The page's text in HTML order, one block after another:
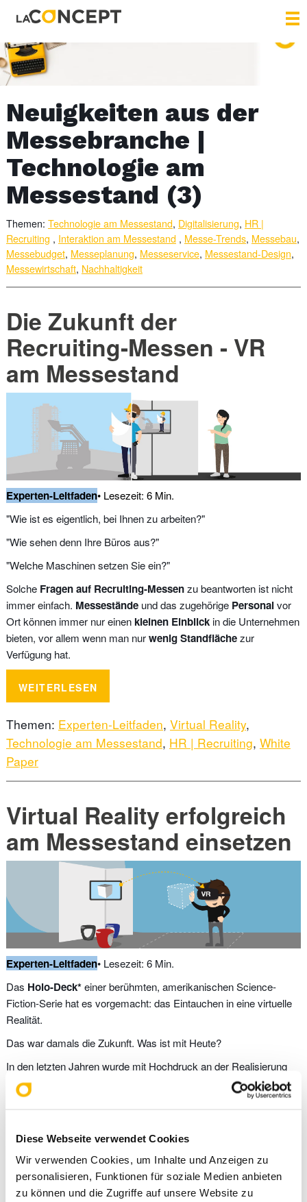
Diese Webseite verwendet Cookies
Wir verwenden Cookies, um Inhalte und Anzeigen zu
personalisieren, Funktionen für soziale Medien anbieten
zu können und die Zugriffe auf unsere Website zu
Neuigkeiten aus der
Messebranche |
Technologie am
Messestand (3)
Themen: Technologie am Messestand, Digitalisierung, HR |
Recruiting , Interaktion am Messestand , Messe-Trends, Messebau,
Messebudget, Messeplanung, Messeservice, Messestand-Design,
Messewirtschaft, Nachhaltigkeit
Die Zukunft der
Recruiting-Messen - VR
am Messestand
Experten-Leitfaden• Lesezeit: 6 Min.
"Wie ist es eigentlich, bei Ihnen zu arbeiten?"
"Wie sehen denn Ihre Büros aus?"
"Welche Maschinen setzen Sie ein?"
Solche Fragen auf Recruiting-Messenzu beantworten ist nicht
immer einfach. Messestände und das zugehörige Personalvor
Ort können immer nur einenkleinen Einblick in die Unternehmen
bieten, vor allem wenn man nurwenig Standflächezur
Verfügung hat.
WEITERLESEN
Themen: Experten-Leitfaden, Virtual Reality,
Technologie am Messestand, HR | Recruiting, White
Paper
Virtual Reality erfolgreich
am Messestand einsetzen
Experten-Leitfaden• Lesezeit: 6 Min.
Das Holo-Deck*einer berühmten, amerikanischen Science-
Fiction-Serie hat es vorgemacht: das Eintauchen in eine virtuelle
Realität.
Das war damals die Zukunft. Was ist mit Heute?
In den letzten Jahren wurde mit Hochdruck an der Realisierung
der Virtual Reality gearbeitet und Deloittes neuester Report über
die kommendenn Tech-Trends zeigt, dass VR auf dem Sprung in
Innovationstrend , der in vielen Wirtschaftsbereichen
WEITERLESEN